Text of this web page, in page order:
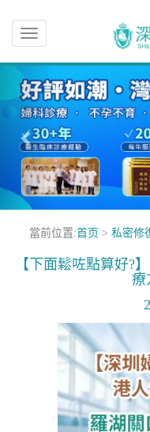
Toggle
navigation
當前位置:首页 > 私密修
【下面鬆咗點算好?
療